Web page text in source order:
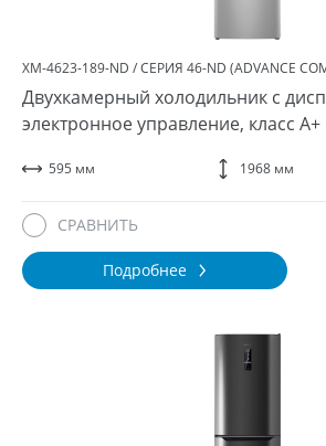
ХМ-4623-189-ND / СЕРИЯ 46-ND (ADVANCE
Двухкамерный холодильник с
электронное управление, класс A+
595 мм 1968 мм
Подробнее
СРАВНИТЬ